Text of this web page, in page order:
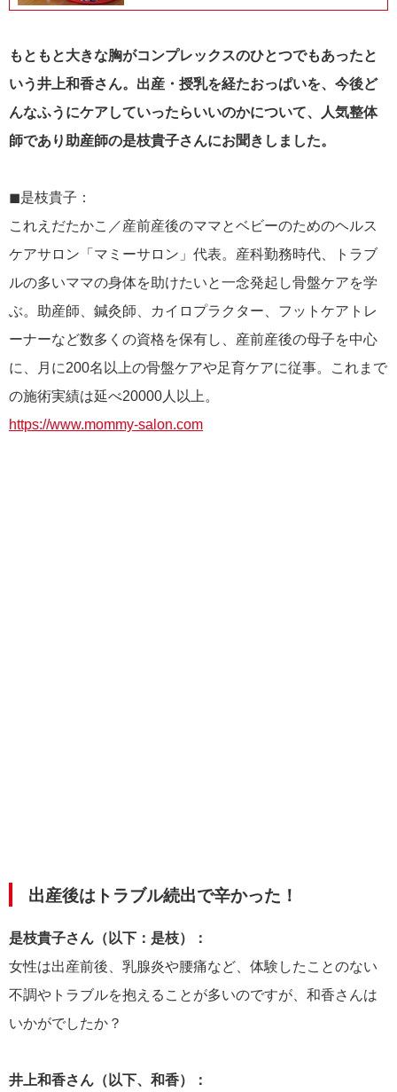
もともと大きな胸がコンプレックスのひとつでもあったと
いう井上和香さん。出産・授乳を経たおっぱいを、今後ど
んなふうにケアしていったらいいのかについて、人気整体
師であり助産師の是枝貴子さんにお聞きしました。
◼︎是枝貴子：
これえだたかこ／産前産後のママとベビーのためのヘルス
ケアサロン「マミーサロン」代表。産科勤務時代、トラブ
ルの多いママの身体を助けたいと一念発起し骨盤ケアを学
ぶ。助産師、鍼灸師、カイロプラクター、フットケアトレ
ーナーなど数多くの資格を保有し、産前産後の母子を中心
に、月に200名以上の骨盤ケアや足育ケアに従事。これまで
の施術実績は延べ20000人以上。
https://www.mommy-salon.com
出産後はトラブル続出で辛かった！
是枝貴子さん（以下：是枝）：
女性は出産前後、乳腺炎や腰痛など、体験したことのない
不調やトラブルを抱えることが多いのですが、和香さんは
いかがでしたか？
井上和香さん（以下、和香）：